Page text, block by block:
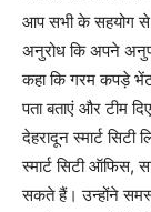
आप सभी के सहयोग से
अनुरोध कि अपने
कहा कि गरम कपड़े
पता बताएं और टीम
देहरादून स्मार्ट सिटी
स्मार्ट सिटी ऑफिस,
सकते हैं। उन्होंने